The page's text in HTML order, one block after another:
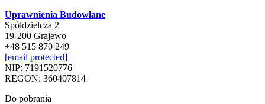
Uprawnienia Budowlane
Spółdzielcza 2
19-200 Grajewo
+48 515 870 249
[email protected]
NIP: 7191520776
REGON: 360407814
Do pobrania